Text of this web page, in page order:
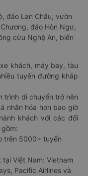
đảo Lan Châu, vườn
đảo Hòn Ngư,
cừu Nghệ An, biển
khách, máy bay, tàu
tuyến đường khắp
trình di chuyển trở nên
nhân hóa hơn bao giờ
khách với các đối
trên 5000+ tuyến
Việt Nam: Vietnam
Pacific Airlines và